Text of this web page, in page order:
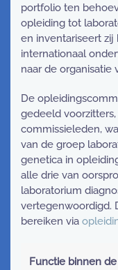
portfolio ten
opleiding tot
en inventariseert zij
internationaal
naar de organisatie
De
gedeeld
commissieleden,
van de groep
genetica in
alle drie van
laboratorium
vertegenwoordigd.
bereiken via
Functie binnen de